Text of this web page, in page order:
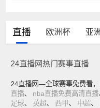
直播 欧洲杯 亚
24直播网热门赛事直播
24直播网—全球赛事免费看，
直播、 nba直播免费高清直播
足球、 英超、 西甲、 中超、